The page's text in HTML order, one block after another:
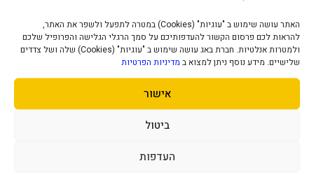
האתר עושה שימוש ב "עוגיות" (Cookies) במטרה לתפעל ולשפר את האתר,
להראות לכם פרסום הקשור להעדפותיכם על סמך הרגלי הגלישה והפרופיל שלכם
ולמטרות אנלטיות. חברת באג עושה שימוש ב "עוגיות" (Cookies) שלה ושל צדדים
שלישיים. מידע נוסף ניתן למצוא ב מדיניות הפרטיות
אישור
ביטול
העדפות
AMD
AM4
AMD Ryzen
R7